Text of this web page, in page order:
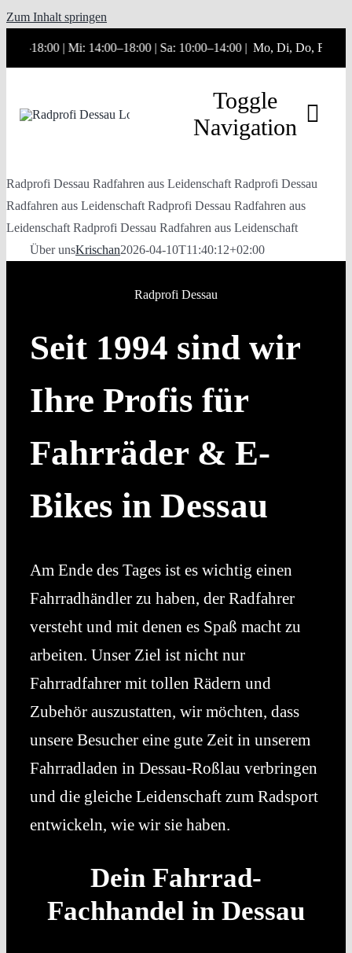
Zum Inhalt springen
| Mi: 14:00–18:00 | Sa: 10:00–14:00 | Mo, Di, Do, Fr:
Toggle
Navigation
Über uns
Online Shop
Radprofi Dessau Radfahren aus Leidenschaft Radprofi Dessau
Radfahren aus Leidenschaft Radprofi Dessau Radfahren aus
Leidenschaft Radprofi Dessau Radfahren aus Leidenschaft
Über unsKrischan2026-04-10T11:40:12+02:00
Radprofi Dessau
Seit 1994 sind wir
Ihre Profis für
Fahrräder & E-
Bikes in Dessau
Am Ende des Tages ist es wichtig einen
Fahrradhändler zu haben, der Radfahrer
versteht und mit denen es Spaß macht zu
arbeiten. Unser Ziel ist nicht nur
Fahrradfahrer mit tollen Rädern und
Zubehör auszustatten, wir möchten, dass
unsere Besucher eine gute Zeit in unserem
Fahrradladen in Dessau-Roßlau verbringen
und die gleiche Leidenschaft zum Radsport
entwickeln, wie wir sie haben.
Dein Fahrrad-
Fachhandel in Dessau